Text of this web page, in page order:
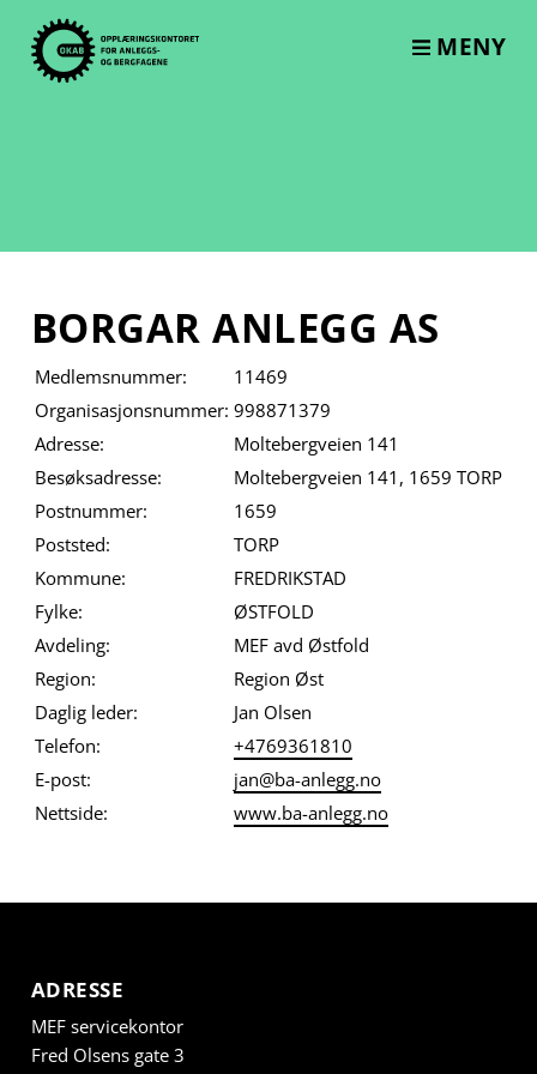
content
MENY
BORGAR ANLEGG AS
Medlemsnummer:
11469
Organisasjonsnummer: 998871379
Adresse:
Moltebergveien 141
Besøksadresse:
Moltebergveien 141, 1659 TORP
Postnummer:
1659
Poststed:
TORP
Kommune:
FREDRIKSTAD
Fylke:
ØSTFOLD
Avdeling:
MEF avd Østfold
Region:
Region Øst
Daglig leder:
Jan Olsen
Telefon:
+4769361810
E-post:
jan@ba-anlegg.no
Nettside:
www.ba-anlegg.no
ADRESSE
MEF servicekontor
Fred Olsens gate 3